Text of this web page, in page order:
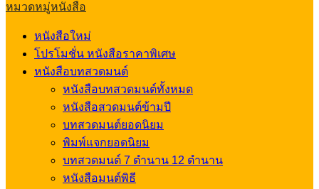
หมวดหมู่หนังสือ
หนังสือใหม่
โปรโมชั่น หนังสือราคาพิเศษ
หนังสือบทสวดมนต์
หนังสือบทสวดมนต์ทั้งหมด
หนังสือสวดมนต์ข้ามปี
บทสวดมนต์ยอดนิยม
พิมพ์แจกยอดนิยม
บทสวดมนต์ 7 ตำนาน 12 ตำนาน
หนังสือมนต์พิธี